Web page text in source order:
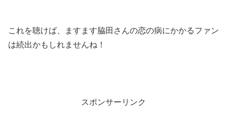
これを聴けば、ますます脇田さんの恋の病にかかるファン
は続出かもしれませんね！
スポンサーリンク